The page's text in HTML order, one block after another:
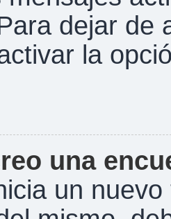
dejar de
la
una
un